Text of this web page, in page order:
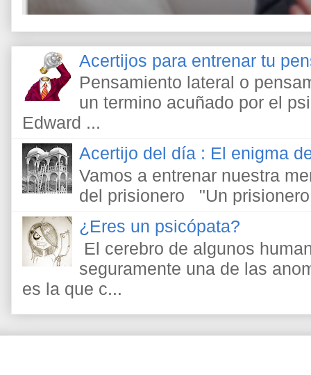
Acertijos para entrenar tu
Pensamiento lateral o
un termino acuñado por el
Edward ...
Acertijo del día : El enigma
Vamos a entrenar nuestra
del prisionero "Un
¿Eres un psicópata?
El cerebro de algunos
seguramente una de las
es la que c...